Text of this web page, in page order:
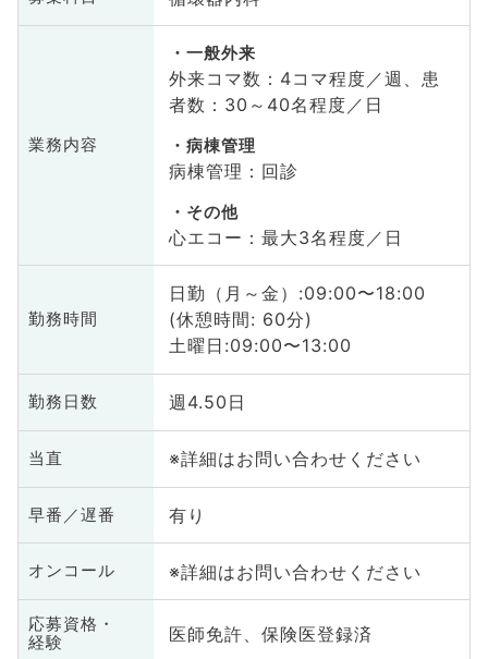
業務内容
一般外来
外来コマ数：4コマ程度／週、患
者数：30～40名程度／日
病棟管理
病棟管理：回診
その他
心エコー：最大3名程度／日
勤務時間
日勤（月～金）:09:00〜18:00
(休憩時間: 60分)
土曜日:09:00〜13:00
勤務日数 週4.50日
当直 ※詳細はお問い合わせください
早番／遅番 有り
オンコール ※詳細はお問い合わせください
応募資格・
経験
医師免許、保険医登録済